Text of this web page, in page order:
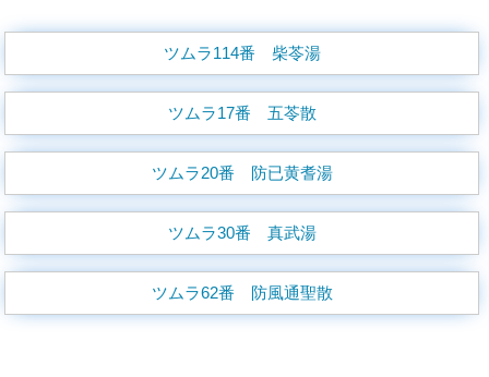
ツムラ114番 柴苓湯
ツムラ17番 五苓散
ツムラ20番 防已黄耆湯
ツムラ30番 真武湯
ツムラ62番 防風通聖散